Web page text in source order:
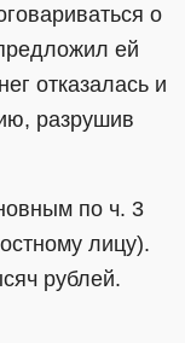
о
ей
отказалась и
разрушив
по ч. 3
лицу).
рублей.